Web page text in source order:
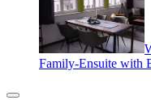
Family-Ensuite with